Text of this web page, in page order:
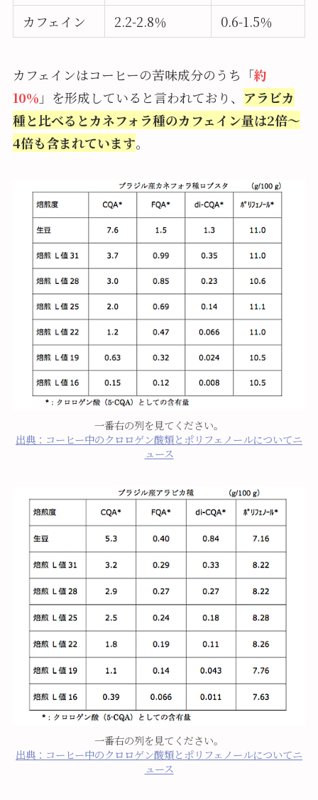
カフェイン
2.2-2.8％ 0.6-1.5％
カフェインはコーヒーの苦味成分のうち「約
10％ 」を形成していると言われており、 アラビカ
種と比べるとカネフォラ種のカフェイン量は2倍～
4倍も含まれています。
一番右の列を見てください。
出典：コーヒー中のクロロゲン酸類とポリフェノールについてニ
ュース
一番右の列を見てください。
出典：コーヒー中のクロロゲン酸類とポリフェノールについてニ
ュース